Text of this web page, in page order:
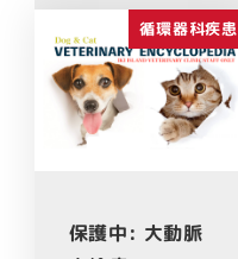
循環器科疾患
保護中: 大動脈